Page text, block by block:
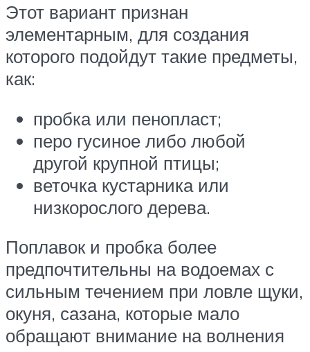
Этот вариант признан
элементарным, для создания
которого подойдут такие предметы,
как:
пробка или пенопласт;
перо гусиное либо любой
другой крупной птицы;
веточка кустарника или
низкорослого дерева.
Поплавок и пробка более
предпочтительны на водоемах с
сильным течением при ловле щуки,
окуня, сазана, которые мало
обращают внимание на волнения